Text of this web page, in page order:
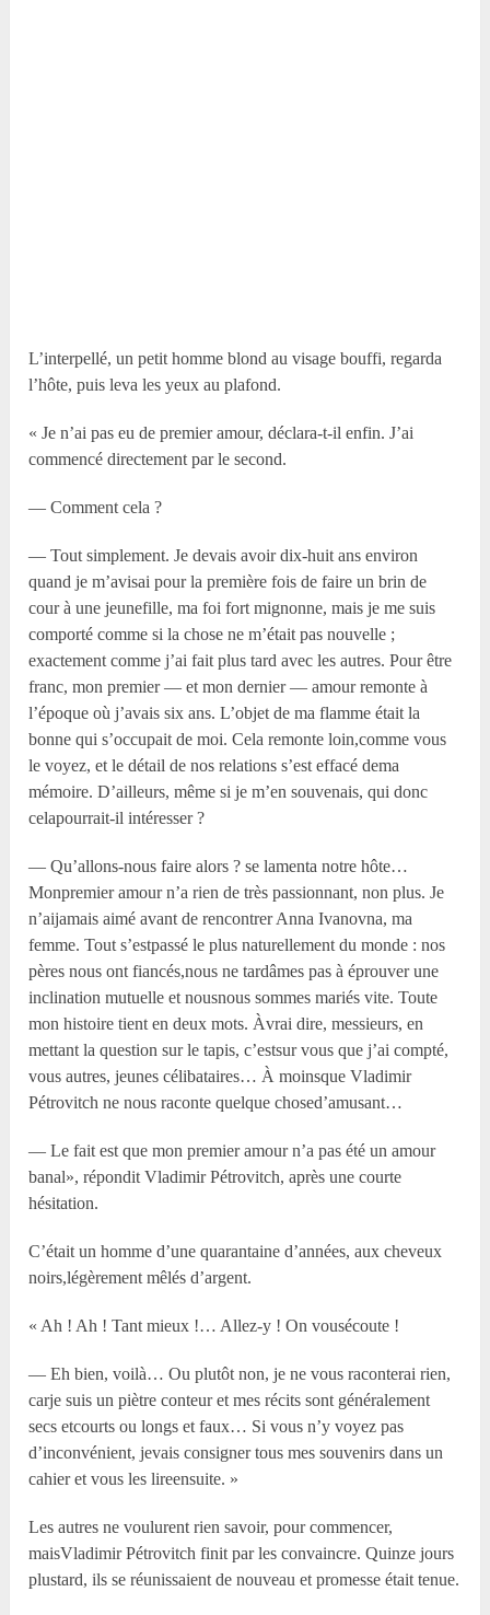
L’interpellé, un petit homme blond au visage bouffi, regarda
l’hôte, puis leva les yeux au plafond.
« Je n’ai pas eu de premier amour, déclara-t-il enfin. J’ai
commencé directement par le second.
— Comment cela ?
— Tout simplement. Je devais avoir dix-huit ans environ
quand je m’avisai pour la première fois de faire un brin de
cour à une jeunefille, ma foi fort mignonne, mais je me suis
comporté comme si la chose ne m’était pas nouvelle ;
exactement comme j’ai fait plus tard avec les autres. Pour être
franc, mon premier — et mon dernier — amour remonte à
l’époque où j’avais six ans. L’objet de ma flamme était la
bonne qui s’occupait de moi. Cela remonte loin,comme vous
le voyez, et le détail de nos relations s’est effacé dema
mémoire. D’ailleurs, même si je m’en souvenais, qui donc
celapourrait-il intéresser ?
— Qu’allons-nous faire alors ? se lamenta notre hôte…
Monpremier amour n’a rien de très passionnant, non plus. Je
n’aijamais aimé avant de rencontrer Anna Ivanovna, ma
femme. Tout s’estpassé le plus naturellement du monde : nos
pères nous ont fiancés,nous ne tardâmes pas à éprouver une
inclination mutuelle et nousnous sommes mariés vite. Toute
mon histoire tient en deux mots. Àvrai dire, messieurs, en
mettant la question sur le tapis, c’estsur vous que j’ai compté,
vous autres, jeunes célibataires… À moinsque Vladimir
Pétrovitch ne nous raconte quelque chosed’amusant…
— Le fait est que mon premier amour n’a pas été un amour
banal», répondit Vladimir Pétrovitch, après une courte
hésitation.
C’était un homme d’une quarantaine d’années, aux cheveux
noirs,légèrement mêlés d’argent.
« Ah ! Ah ! Tant mieux !… Allez-y ! On vousécoute !
— Eh bien, voilà… Ou plutôt non, je ne vous raconterai rien,
carje suis un piètre conteur et mes récits sont généralement
secs etcourts ou longs et faux… Si vous n’y voyez pas
d’inconvénient, jevais consigner tous mes souvenirs dans un
cahier et vous les lireensuite. »
Les autres ne voulurent rien savoir, pour commencer,
maisVladimir Pétrovitch finit par les convaincre. Quinze jours
plustard, ils se réunissaient de nouveau et promesse était tenue.